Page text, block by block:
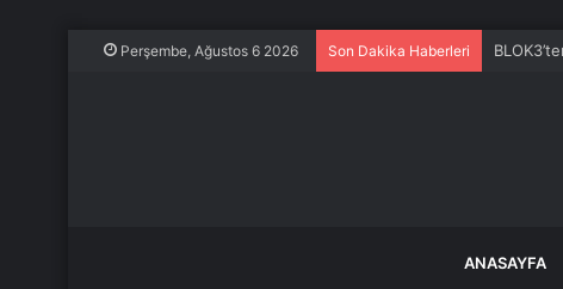
Perşembe, Ağustos 6 2026 Son Dakika Haberleri 26
ANASAYFA